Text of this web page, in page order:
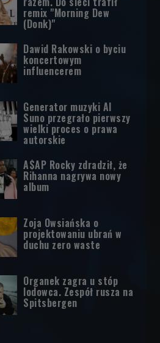
remix "Morning Dew
(Donk)"
Dawid Rakowski o byciu
koncertowym
influencerem
Generator muzyki AI
Suno przegrało pierwszy
wielki proces o prawa
autorskie
A$AP Rocky zdradził, że
Rihanna nagrywa nowy
album
Zoja Owsiańska o
projektowaniu ubrań w
duchu zero waste
Organek zagra u stóp
lodowca. Zespół rusza na
Spitsbergen